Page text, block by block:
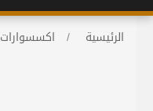
الرئيسية / اكسسوارات